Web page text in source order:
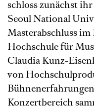
schloss zunächst
Seoul National
Masterabschluss im
Hochschule für
Claudia Kunz-
von
Konzertbereich